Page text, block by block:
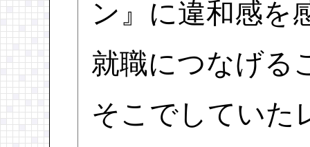
ン』に違和感を
就職につなげる
そこでしていた